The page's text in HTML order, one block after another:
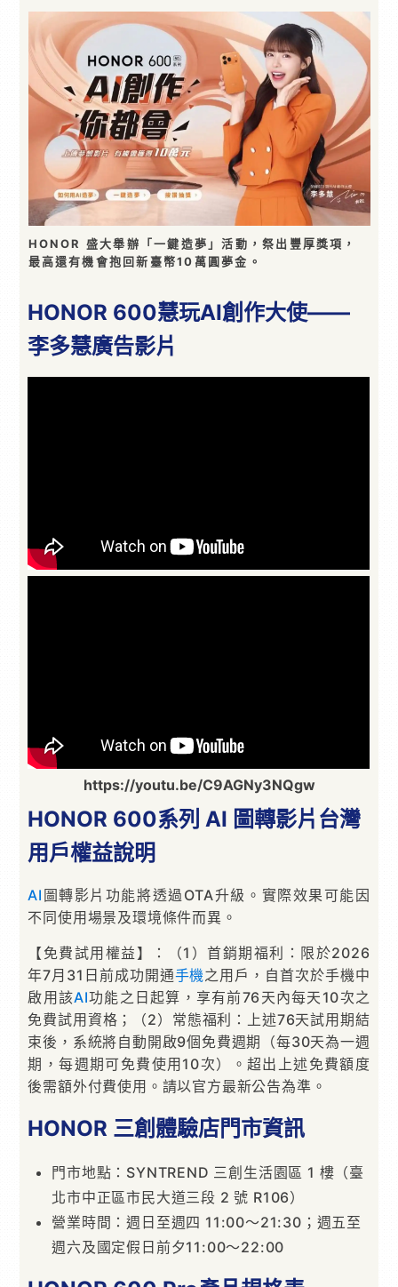
HONOR 盛大舉辦「一鍵造夢」活動，祭出豐厚獎項，
最高還有機會抱回新臺幣10萬圓夢金。
HONOR 600慧玩AI創作大使——
李多慧廣告影片
https://youtu.be/C9AGNy3NQgw
HONOR 600系列 AI 圖轉影片台灣
用戶權益說明
AI 圖轉影片功能將透過OTA升級。實際效果可能因
不同使用場景及環境條件而異。
【免費試用權益】：（1）首銷期福利：限於2026
年7月31日前成功開通手機之用戶，自首次於手機中
啟用該AI功能之日起算，享有前76天內每天10次之
免費試用資格；（2）常態福利：上述76天試用期結
束後，系統將自動開啟9個免費週期（每30天為一週
期，每週期可免費使用10次）。超出上述免費額度
後需額外付費使用。請以官方最新公告為準。
HONOR 三創體驗店門市資訊
門市地點：SYNTREND 三創生活園區 1 樓（臺
北市中正區市民大道三段 2 號 R106）
營業時間：週日至週四 11:00～21:30；週五至
週六及國定假日前夕11:00～22:00